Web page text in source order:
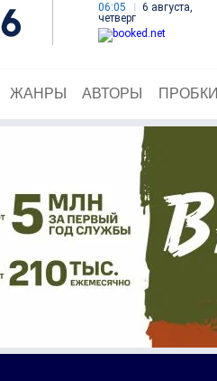
06:05
6 августа,
четверг
ЖАНРЫ АВТОРЫ ПРОБКИ